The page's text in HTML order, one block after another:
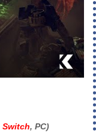
Switch, PC)